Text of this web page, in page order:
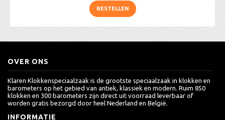
BESTELLEN
OVER ONS
Klaren Klokkenspeciaalzaak is de grootste speciaalzaak in klokken en
barometers op het gebied van antiek, klassiek en modern. Ruim 850
klokken en 300 barometers zijn direct uit voorraad leverbaar of
worden gratis bezorgd door heel Nederland en België.
INFORMATIE